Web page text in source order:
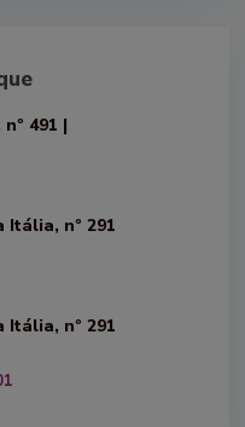
491 |
Itália, nº 291
Itália, nº 291